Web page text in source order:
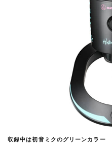
収録中は初音ミクのグリーンカラー